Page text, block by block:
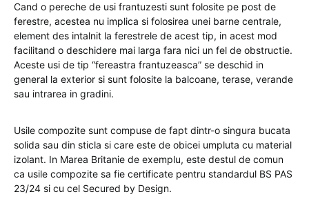
Cand o pereche de usi frantuzesti sunt folosite pe post de
ferestre, acestea nu implica si folosirea unei barne centrale,
element des intalnit la ferestrele de acest tip, in acest mod
facilitand o deschidere mai larga fara nici un fel de obstructie.
Aceste usi de tip “fereastra frantuzeasca” se deschid in
general la exterior si sunt folosite la balcoane, terase, verande
sau intrarea in gradini.
Usile compozite sunt compuse de fapt dintr-o singura bucata
solida sau din sticla si care este de obicei umpluta cu material
izolant. In Marea Britanie de exemplu, este destul de comun
ca usile compozite sa fie certificate pentru standardul BS PAS
23/24 si cu cel Secured by Design.